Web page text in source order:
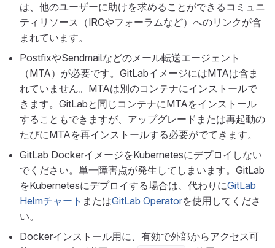
は、他のユーザーに助けを求めることができるコミュニ
ティリソース（IRCやフォーラムなど）へのリンクが含
まれています。
PostfixやSendmailなどのメール転送エージェント
（MTA）が必要です。GitLabイメージにはMTAは含ま
れていません。MTAは別のコンテナにインストールで
きます。GitLabと同じコンテナにMTAをインストール
することもできますが、アップグレードまたは再起動の
たびにMTAを再インストールする必要がでてきます。
GitLab DockerイメージをKubernetesにデプロイしない
でください。単一障害点が発生してしまいます。GitLab
をKubernetesにデプロイする場合は、代わりにGitLab
Helmチャート またはGitLab Operatorを使用してくださ
い。
Dockerインストール用に、有効で外部からアクセス可